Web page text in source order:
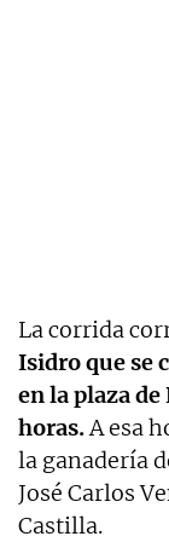
La corrida
Isidro que se
en la plaza de
horas.A esa
la ganadería
José Carlos
Castilla.